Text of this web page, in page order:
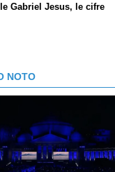
Gabriel Jesus, le cifre
NOTO